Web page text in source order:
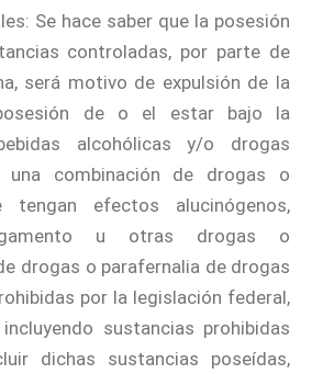
Se hace saber que la posesión
controladas, por parte de
será motivo de expulsión de la
de o el estar bajo la
alcohólicas y/o drogas
una combinación de drogas o
tengan efectos alucinógenos,
u otras drogas o
drogas o parafernalia de drogas
por la legislación federal,
sustancias prohibidas
dichas sustancias poseídas,